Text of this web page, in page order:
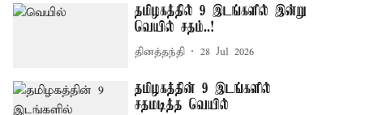
தமிழகத்தில் 9 இடங்களில் இன்று
வெயில் சதம்..!
தினத்தந்தி 28 Jul 2026
தமிழகத்தின் 9 இடங்களில்
சதமடித்த வெயில்